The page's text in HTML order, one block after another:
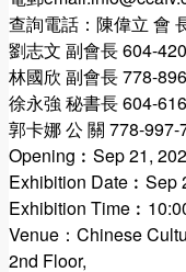
查詢電話：陳偉立 會
劉志文 副會長 604-
林國欣 副會長 778-
徐永強 秘書長 604-
郭卡娜 公 關 778-997-
Opening︰Sep 21,
Exhibition Date︰Sep
Exhibition
Venue：Chinese
2nd Floor,